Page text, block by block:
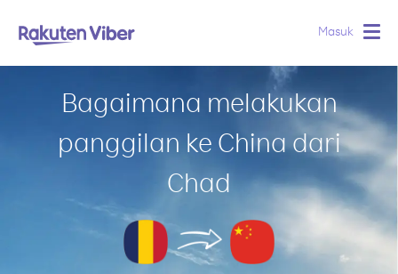
Masuk
Bagaimana melakukan
panggilan ke China dari
Chad